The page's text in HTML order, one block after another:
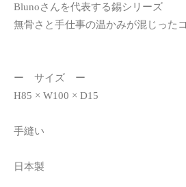
Blunoさんを代表する錫シリーズ
無骨さと手仕事の温かみが混じった
ー サイズ ー
H85 × W100 × D15
手縫い
日本製